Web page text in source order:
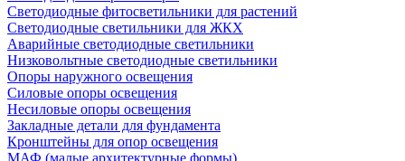
Светодиодные фитосветильники для растений
Светодиодные светильники для ЖКХ
Аварийные светодиодные светильники
Низковольтные светодиодные светильники
Опоры наружного освещения
Силовые опоры освещения
Несиловые опоры освещения
Закладные детали для фундамента
Кронштейны для опор освещения
МАФ (малые архитектурные формы)